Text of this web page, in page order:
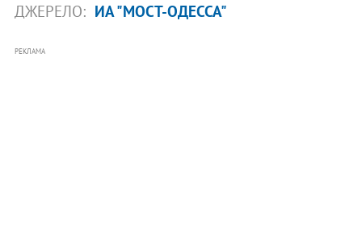
ДЖЕРЕЛО: ИА "МОСТ-ОДЕССА"
РЕКЛАМА